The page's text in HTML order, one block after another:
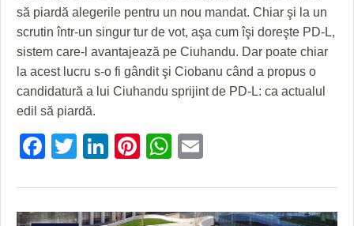
să piardă alegerile pentru un nou mandat. Chiar şi la un
scrutin într-un singur tur de vot, aşa cum îşi doreşte PD-L,
sistem care-l avantajează pe Ciuhandu. Dar poate chiar
la acest lucru s-o fi gândit şi Ciobanu când a propus o
candidatură a lui Ciuhandu sprijint de PD-L: ca actualul
edil să piardă.
Facebook
Twitter
LinkedIn
Pinterest
WhatsApp